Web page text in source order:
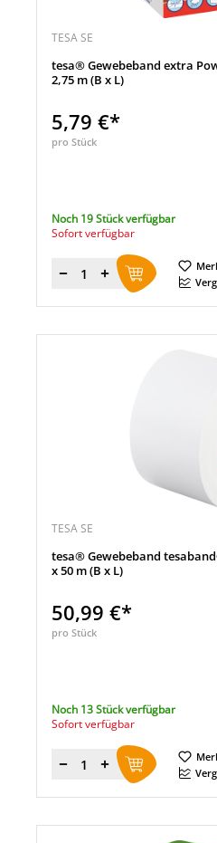
TESA SE
tesa® Gewebeband extra
2,75 m (B x L)
5,79 €*
pro Stück
Noch 19 Stück verfügbar
Sofort verfügbar
Menge
TESA SE
tesa® Gewebeband
x 50 m (B x L)
50,99 €*
pro Stück
Noch 13 Stück verfügbar
Sofort verfügbar
Menge